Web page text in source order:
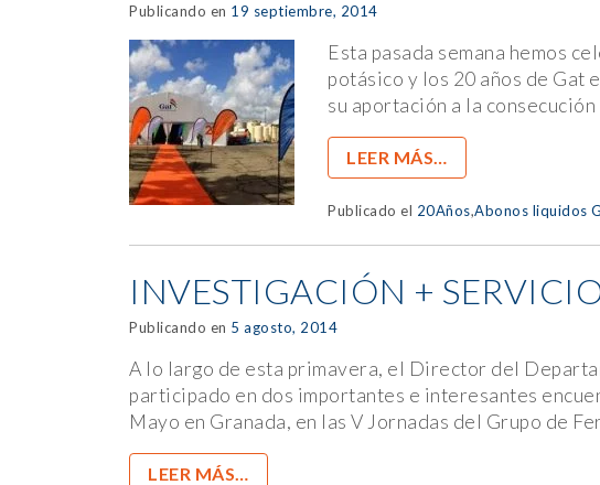
Publicando en 19 septiembre, 2014
Esta pasada semana hemos
potásico y los 20 años de Gat
su aportación a la
LEER MÁS…
Publicado el 20Años,Abonos liquidos
INVESTIGACIÓN +
Publicando en 5 agosto, 2014
A lo largo de esta primavera, el Director del
participado en dos importantes e interesantes
Mayo en Granada, en las V Jornadas del Grupo de
LEER MÁS…